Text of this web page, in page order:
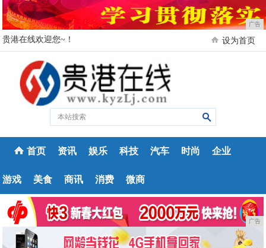
广告
贵港在线欢迎您~！ 设为首页
首页 资讯 娱乐 科技 汽车 时尚 企业
游戏 美食 商讯 消费 微商
广告